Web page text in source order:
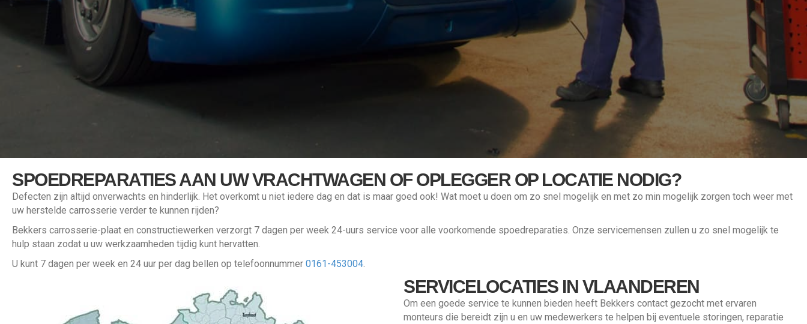
SPOEDREPARATIES AAN UW VRACHTWAGEN OF OPLEGGER OP LOCATIE NODIG?
Defecten zijn altijd onverwachts en hinderlijk. Het overkomt u niet iedere dag en dat is maar goed ook! Wat moet u doen om zo snel mogelijk en met zo min mogelijk zorgen toch weer met
uw herstelde carrosserie verder te kunnen rijden?
Bekkers carrosserie-plaat en constructiewerken verzorgt 7 dagen per week 24-uurs service voor alle voorkomende spoedreparaties. Onze servicemensen zullen u zo snel mogelijk te
hulp staan zodat u uw werkzaamheden tijdig kunt hervatten.
U kunt 7 dagen per week en 24 uur per dag bellen op telefoonnummer 0161-453004
SERVICELOCATIES IN VLAANDEREN
Om een goede service te kunnen bieden heeft Bekkers contact gezocht met ervaren
monteurs die bereidt zijn u en uw medewerkers te helpen bij eventuele storingen, reparatie